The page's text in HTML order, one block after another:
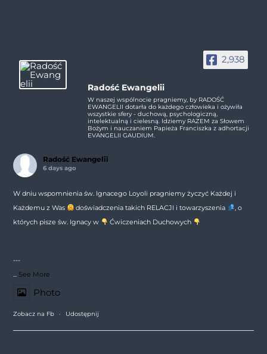
2,938
Radość Ewangelii
W naszej wspólnocie pragniemy, by RADOŚĆ
EWANGELII dotarła do każdego człowieka i ożywiła
wszystkie sfery - duchową, psychologiczną,
intelektualną i cielesną. Idziemy RAZEM za Słowem
Bożym i nauczaniem Papieża Franciszka z adhortacji
EVANGELII GAUDIUM.
Radość Ewangelii
6 days ago
W dniu wspomnienia św. Ignacego Loyoli pragniemy życzyć Każdej i
Każdemu z Was
doświadczenia takich RELACJI i towarzyszenia
, o
których pisze św. Ignacy w
Ćwiczeniach Duchowych
---
See More
Photo
Zobacz na Fb · Udostępnij